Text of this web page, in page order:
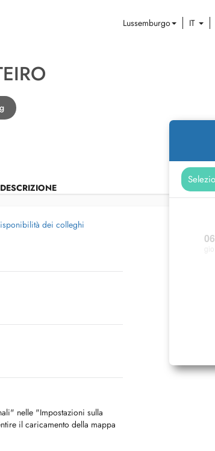
Lussemburgo IT
DESCRIZIONE
06
dei colleghi
nelle "Impostazioni sulla
il caricamento della mappa